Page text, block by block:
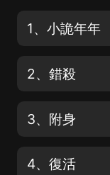
1、小詭年年
2、錯殺
3、附身
4、復活